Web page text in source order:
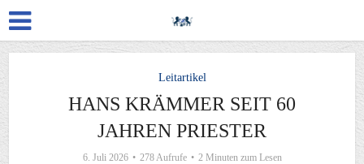
Leitartikel
HANS KRÄMMER SEIT 60
JAHREN PRIESTER
6. Juli 2026 278 Aufrufe 2 Minuten zum Lesen